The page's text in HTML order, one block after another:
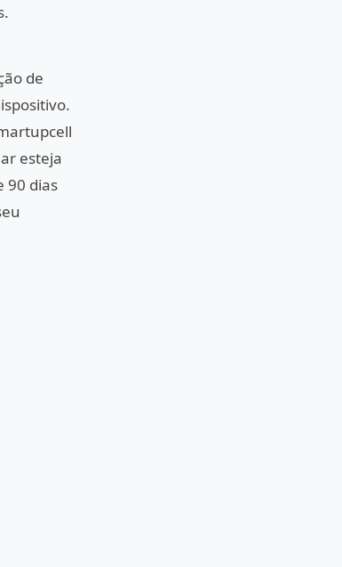
de
esteja
90 dias